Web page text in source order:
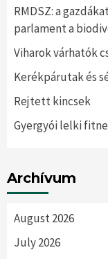
RMDSZ: a
parlament a
Viharok várhatók
Kerékpárutak és
Rejtett kincsek
Gyergyói lelki
Archívum
August 2026
July 2026